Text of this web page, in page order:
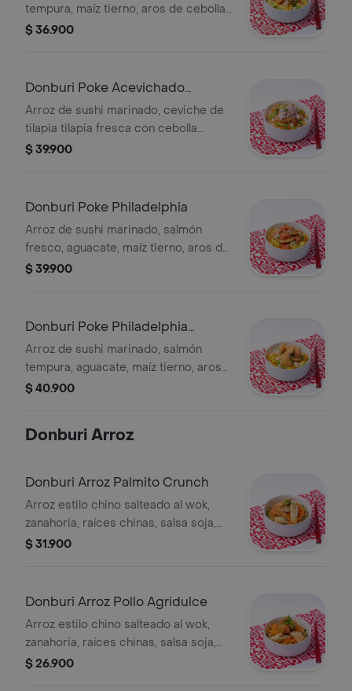
tempura, maíz tierno, aros de cebolla,
aguacate, zanahoria, ajonjolí, cebollín y
$ 36.900
Donburi Poke Acevichado
Peruano
Arroz de sushi marinado, ceviche de
tilapia tilapia fresca con cebolla
morada, limón, cilantro, ajino moto,
acevichada, zanahoria, cebollín y
$ 39.900
Donburi Poke Philadelphia
Arroz de sushi marinado, salmón
fresco, aguacate, maíz tierno, aros de
cebolla, zanahoria, ajonjolí, cebollín y
$ 39.900
Donburi Poke Philadelphia
Crunch
Arroz de sushi marinado, salmón
tempura, aguacate, maíz tierno, aros
de cebolla, zanahoria, ajonjolí cebollín,
$ 40.900
Donburi Arroz
Donburi Arroz Palmito Crunch
Arroz estilo chino salteado al wok,
zanahoria, raíces chinas, salsa soja,
pollo crunch bañado en salsa
$ 31.900
Donburi Arroz Pollo Agridulce
Arroz estilo chino salteado al wok,
zanahoria, raíces chinas, salsa soja,
camarones crunch bañados en salsa
$ 26.900